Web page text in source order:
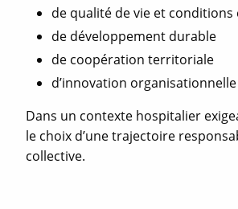
de qualité de vie et conditions
de développement durable
de coopération territoriale
d’innovation organisationnelle
Dans un contexte hospitalier
le choix d’une trajectoire
collective.